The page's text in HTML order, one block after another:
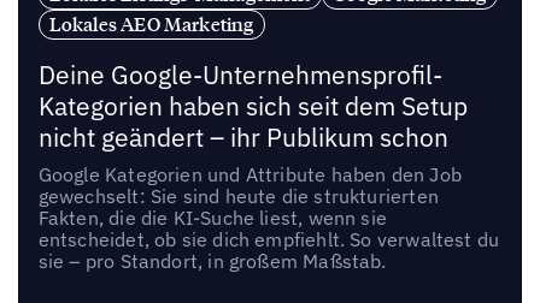
Lokales AEO Marketing
Deine Google-Unternehmensprofil-
Kategorien haben sich seit dem Setup
nicht geändert – ihr Publikum schon
Google Kategorien und Attribute haben den Job
gewechselt: Sie sind heute die strukturierten
Fakten, die die KI-Suche liest, wenn sie
entscheidet, ob sie dich empfiehlt. So verwaltest du
sie – pro Standort, in großem Maßstab.